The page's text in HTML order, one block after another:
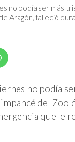
no podía ser más
Aragón, falleció
no podía
del
que le